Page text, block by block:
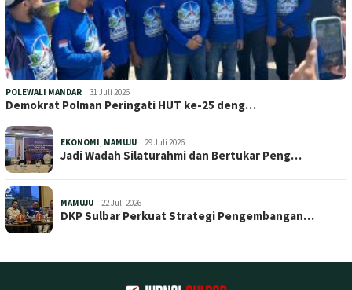
POLEWALI MANDAR 31 Juli 2026
Demokrat Polman Peringati HUT ke-25 deng…
EKONOMI, MAMUJU 29 Juli 2026
Jadi Wadah Silaturahmi dan Bertukar Peng…
MAMUJU 22 Juli 2026
DKP Sulbar Perkuat Strategi Pengembangan…